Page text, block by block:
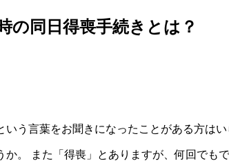
の同日得喪手続きとは？
う言葉をお聞きになったことがある方はい
。 また「得喪」とありますが、何回でも